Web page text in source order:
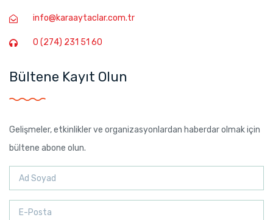
info@karaaytaclar.com.tr
0 (274) 231 51 60
Bültene Kayıt Olun
Gelişmeler, etkinlikler ve organizasyonlardan haberdar olmak için
bültene abone olun.